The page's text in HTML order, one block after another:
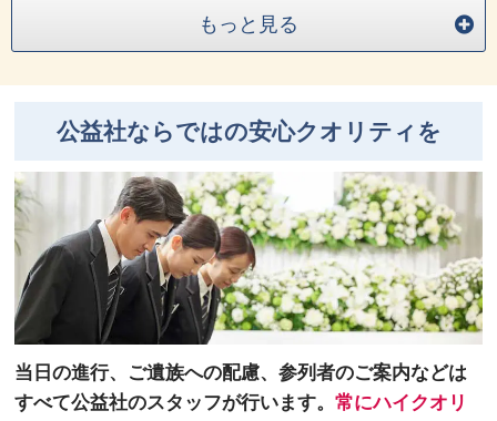
もっと見る
公益社ならではの安心クオリティを
当日の進行、ご遺族への配慮、参列者のご案内などは
すべて公益社のスタッフが行います。常にハイクオリ